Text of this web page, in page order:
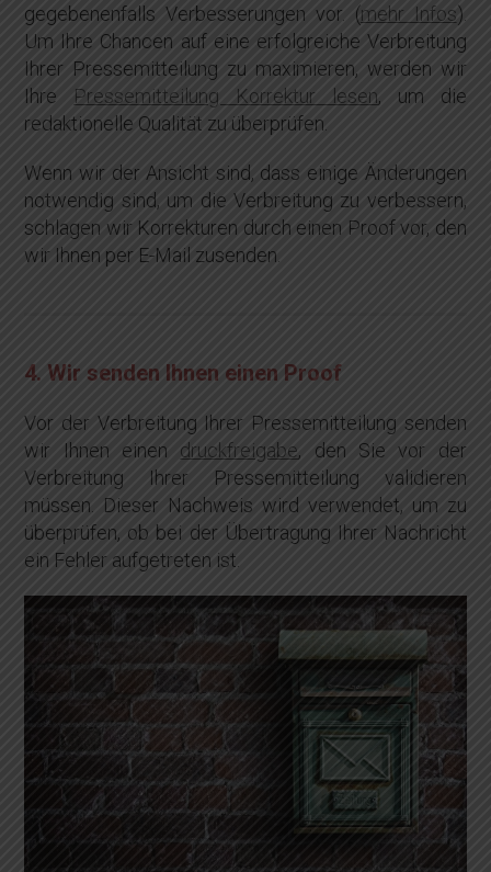
gegebenenfalls Verbesserungen vor. (mehr Infos).
Um Ihre Chancen auf eine erfolgreiche Verbreitung
Ihrer Pressemitteilung zu maximieren, werden wir
Ihre Pressemitteilung Korrektur lesen, um die
redaktionelle Qualität zu überprüfen.
Wenn wir der Ansicht sind, dass einige Änderungen
notwendig sind, um die Verbreitung zu verbessern,
schlagen wir Korrekturen durch einen Proof vor, den
wir Ihnen per E-Mail zusenden.
4. Wir senden Ihnen einen Proof
Vor der Verbreitung Ihrer Pressemitteilung senden
wir Ihnen einen druckfreigabe, den Sie vor der
Verbreitung Ihrer Pressemitteilung validieren
müssen. Dieser Nachweis wird verwendet, um zu
überprüfen, ob bei der Übertragung Ihrer Nachricht
ein Fehler aufgetreten ist.